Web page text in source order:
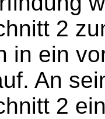
2
in ein
An
2